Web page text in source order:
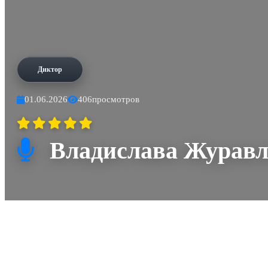
Диктор
01.06.2026 406просмотров
Владислава